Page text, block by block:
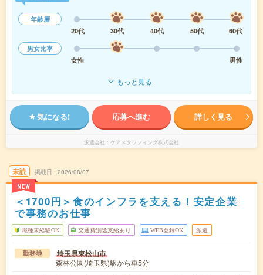
年齢層
20代
30代 40代 50代
60代
男女比率
女性
男性
もっと見る
気になる! 応募へ進む 詳しく見る
派遣会社 ケアスタッフィング株式会社
未読
NEW
掲載日 2026/08/07
＜1700円＞食のインフラを支える！安定企業
で事務のお仕事
職種未経験OK 交通費別途支給あり WEB登録OK 派遣
勤務地 埼玉県東松山市
森林公園(埼玉県)駅から車5分